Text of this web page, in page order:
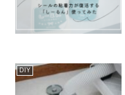
DIY